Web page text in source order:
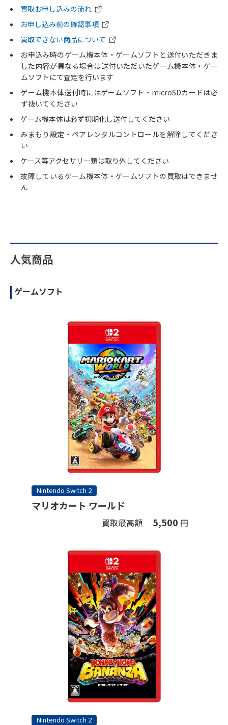
買取お申し込みの流れ
お申し込み前の確認事項
買取できない商品について
お申込み時のゲーム機本体・ゲームソフトと送付いただきま
した内容が異なる場合は送付いただいたゲーム機本体・ゲー
ムソフトにて査定を行います
ゲーム機本体送付時にはゲームソフト・microSDカードは必
ず抜いてください
ゲーム機本体は必ず初期化し送付してください
みまもり設定・ペアレンタルコントロールを解除してくださ
い
ケース等アクセサリー類は取り外してください
故障しているゲーム機本体・ゲームソフトの買取はできませ
ん
人気商品
ゲームソフト
Nintendo Switch 2
マリオカート ワールド
買取最高額 5,500 円
Nintendo Switch 2